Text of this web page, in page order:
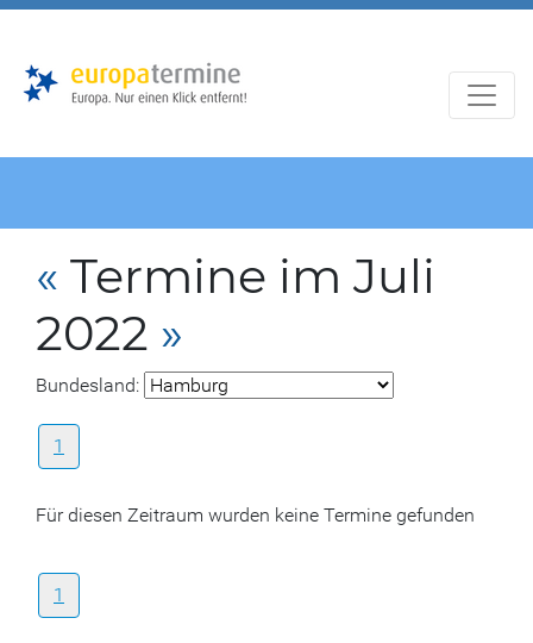
« Termine im Juli
2022 »
Bundesland:
1
Für diesen Zeitraum wurden keine Termine gefunden
1